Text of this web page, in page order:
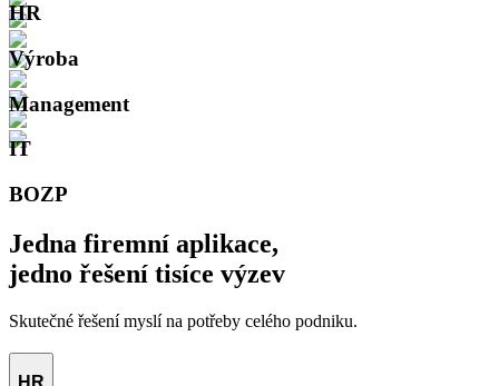
HR
Výroba
Management
IT
BOZP
Jedna firemní aplikace,
jedno řešení tisíce výzev
Skutečné řešení myslí na potřeby celého podniku.